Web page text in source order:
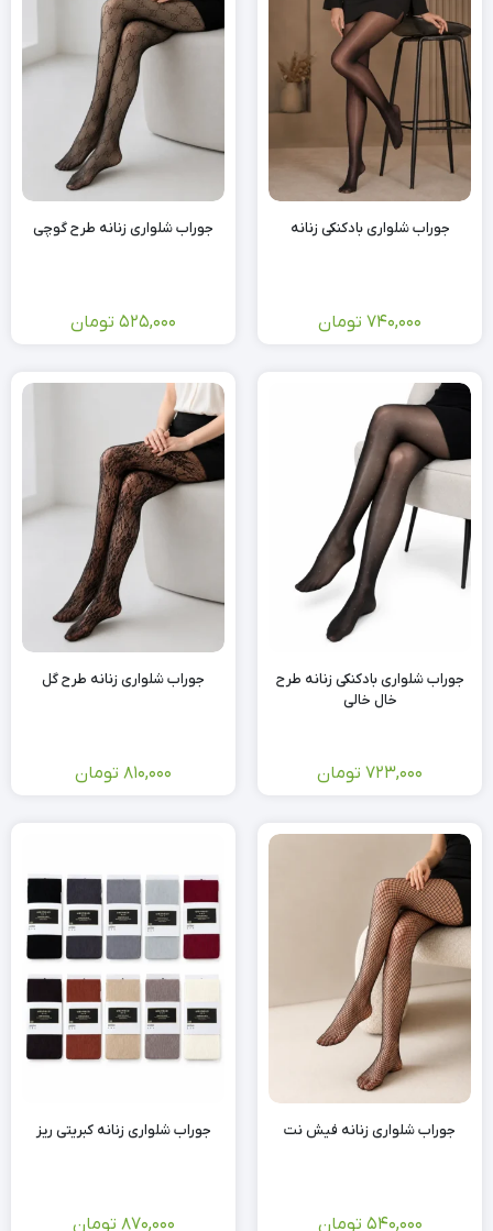
جوراب شلواری بادکنکی زنانه
740,000 تومان
جوراب شلواری زنانه طرح گوچی
525,000 تومان
جوراب شلواری بادکنکی زنانه طرح
خال خالی
723,000 تومان
جوراب شلواری زنانه طرح گل
810,000 تومان
جوراب شلواری زنانه فیش نت
540,000 تومان
جوراب شلواری زنانه کبریتی ریز
870,000 تومان